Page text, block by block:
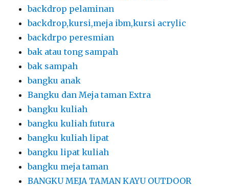
backdrop pelaminan
backdrop,kursi,meja ibm,kursi acrylic
backdrpo peresmian
bak atau tong sampah
bak sampah
bangku anak
Bangku dan Meja taman Extra
bangku kuliah
bangku kuliah futura
bangku kuliah lipat
bangku lipat kuliah
bangku meja taman
BANGKU MEJA TAMAN KAYU OUTDOOR